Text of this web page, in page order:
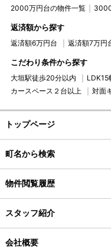
2000万円台の物件一覧
返済額から探す
返済額6万円台 返済額7万円
こだわり条件から探す
大垣駅徒歩20分以内 LDK15
カースペース２台以上
対面
トップページ
町名から検索
物件閲覧履歴
スタッフ紹介
会社概要